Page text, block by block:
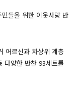
들을 위한 이웃사랑 반
어르신과 차상위 계층
다양한 반찬 93세트를